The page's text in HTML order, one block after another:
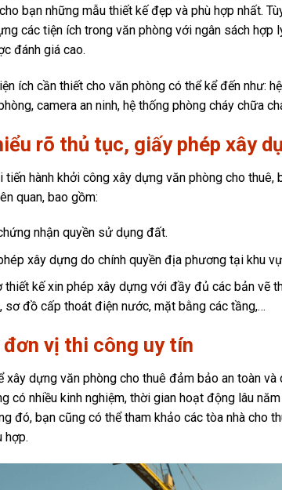
bạn những mẫu thiết kế đẹp và phù hợp nhất.
các tiện ích trong văn phòng với ngân sách hợp
đánh giá cao.
ích cần thiết cho văn phòng có thể kể đến như:
camera an ninh, hệ thống phòng cháy chữa
rõ thủ tục, giấy phép xây
tiến hành khởi công xây dựng văn phòng cho
quan, bao gồm:
nhận quyền sử dụng đất.
xây dựng do chính quyền địa phương tại khu
thiết kế xin phép xây dựng với đầy đủ các bản vẽ
sơ đồ cấp thoát điện nước, mặt bằng các tầng,…
đơn vị thi công uy tín
xây dựng văn phòng cho thuê đảm bảo an toàn
có nhiều kinh nghiệm, thời gian hoạt động lâu
đó, bạn cũng có thể tham khảo các tòa nhà cho
hợp.